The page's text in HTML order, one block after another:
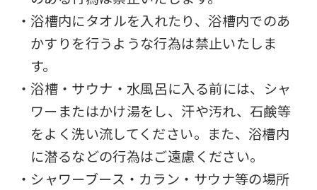
・浴槽内にタオルを入れたり、浴槽内でのあ
かすりを行うような行為は禁止いたしま
す。
・浴槽・サウナ・水風呂に入る前には、シャ
ワーまたはかけ湯をし、汗や汚れ、石鹸等
をよく洗い流してください。また、浴槽内
に潜るなどの行為はご遠慮ください。
・シャワーブース・カラン・サウナ等の場所
translation)
to
to
the
top
page.
However,